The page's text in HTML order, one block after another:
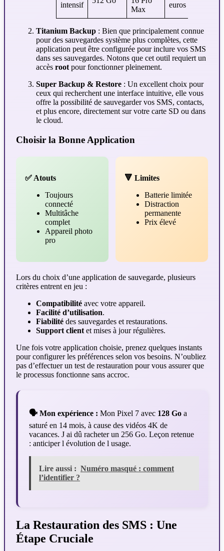
intensif
Max
euros
Titanium Backup : Bien que principalement connue
pour des sauvegardes système plus complètes, cette
application peut être configurée pour inclure vos SMS
dans ses sauvegardes. Notons que cet outil requiert un
accès root pour fonctionner pleinement.
Super Backup & Restore : Un excellent choix pour
ceux qui recherchent une interface intuitive, elle vous
offre la possibilité de sauvegarder vos SMS, contacts,
et plus encore, directement sur votre carte SD ou dans
le cloud.
Choisir la Bonne Application
✅ Atouts
Toujours
connecté
Multitâche
complet
Appareil photo
pro
🔻 Limites
Batterie limitée
Distraction
permanente
Prix élevé
Lors du choix d’une application de sauvegarde, plusieurs
critères entrent en jeu :
Compatibilité avec votre appareil.
Facilité d’utilisation.
Fiabilité des sauvegardes et restaurations.
Support client et mises à jour régulières.
Une fois votre application choisie, prenez quelques instants
pour configurer les préférences selon vos besoins. N’oubliez
pas d’effectuer un test de restauration pour vous assurer que
le processus fonctionne sans accroc.
🗣️ Mon expérience : Mon Pixel 7 avec 128 Go a
saturé en 14 mois, à cause des vidéos 4K de
vacances. J ai dû racheter un 256 Go. Leçon retenue
: anticiper l évolution de l usage.
Lire aussi : Numéro masqué : comment
l’identifier ?
La Restauration des SMS : Une
Étape Cruciale